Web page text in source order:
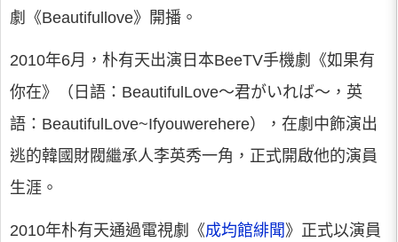
劇《Beautifullove》開播。
2010年6月，朴有天出演日本BeeTV手機劇《如果有
你在》（日語：BeautifulLove～君がいれば～，英
語：BeautifulLove~Ifyouwerehere），在劇中飾演出
逃的韓國財閥繼承人李英秀一角，正式開啟他的演員
生涯。
2010年朴有天通過電視劇《成均館緋聞》正式以演員